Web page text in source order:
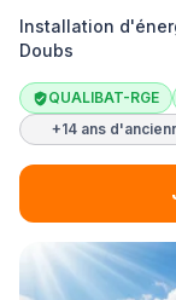
Installation
Doubs
QUALIBAT-RGE
+14 ans